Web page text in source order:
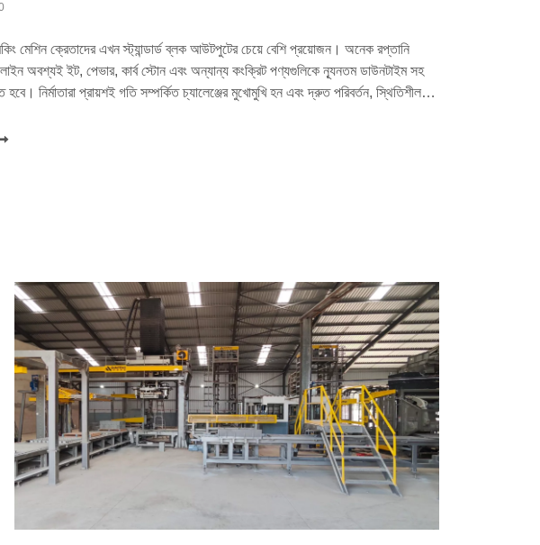
মেশিন ক্রেতাদের এখন স্ট্যান্ডার্ড ব্লক আউটপুটের চেয়ে বেশি প্রয়োজন। অনেক রপ্তানি
লাইন অবশ্যই ইট, পেভার, কার্ব স্টোন এবং অন্যান্য কংক্রিট পণ্যগুলিকে ন্যূনতম ডাউনটাইম সহ
হবে। নির্মাতারা প্রায়শই গতি সম্পর্কিত চ্যালেঞ্জের মুখোমুখি হন এবং দ্রুত পরিবর্তন, স্থিতিশীল